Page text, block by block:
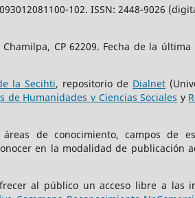
102. ISSN: 2448-9026
CP 62209. Fecha de la
la Secihti, repositorio de Dialnet
de Humanidades y Ciencias Sociales y
de conocimiento, campos de
en la modalidad de publicación
al público un acceso libre a las